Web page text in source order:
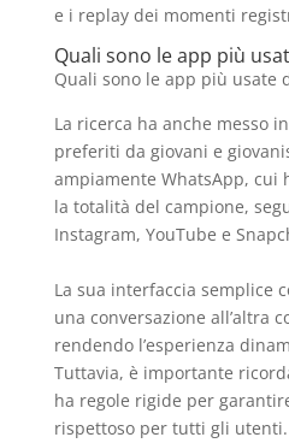
e i replay dei momenti
Quali sono le app più
Quali sono le app più usate
La ricerca ha anche messo
preferiti da giovani e
ampiamente WhatsApp, cui
la totalità del campione,
Instagram, YouTube e
La sua interfaccia semplice
una conversazione all’altra
rendendo l’esperienza
Tuttavia, è importante
ha regole rigide per
rispettoso per tutti gli